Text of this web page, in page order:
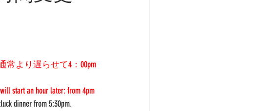
常より遅らせて4：00pm
start an hour later: from 4pm
dinner from 5:30pm.